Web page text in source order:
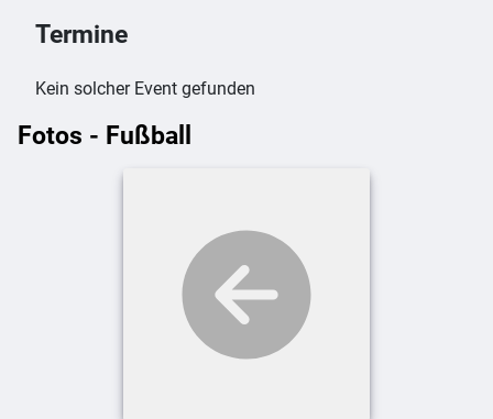
Termine
Kein solcher Event gefunden
Fotos - Fußball